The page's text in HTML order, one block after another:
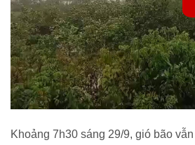
Khoảng 7h30 sáng 29/9, gió bão